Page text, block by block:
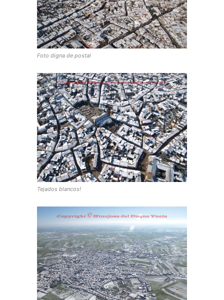
Foto digna de postal
Tejados blancos!